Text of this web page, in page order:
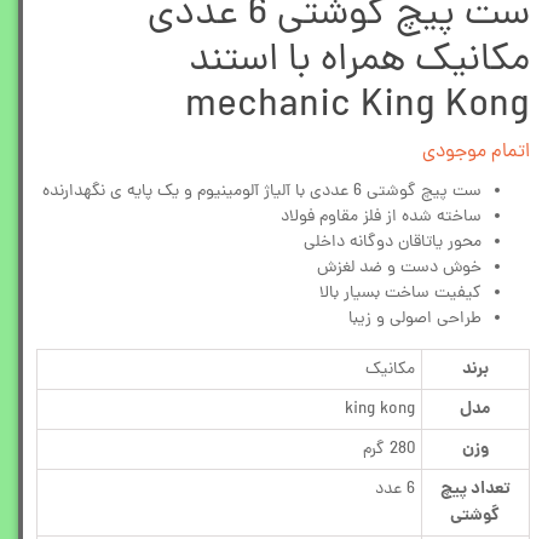
ست پیچ گوشتی 6 عددی
مکانیک همراه با استند
mechanic King Kong
اتمام موجودی
ست پیچ گوشتی 6 عددی با آلیاژ آلومینیوم و یک پایه ی نگهدارنده
ساخته شده از فلز مقاوم فولاد
محور یاتاقان دوگانه داخلی
خوش دست و ضد لغزش
کیفیت ساخت بسیار بالا
طراحی اصولی و زیبا
برند مکانیک
مدل king kong
وزن 280 گرم
تعداد پیچ
گوشتی
6 عدد